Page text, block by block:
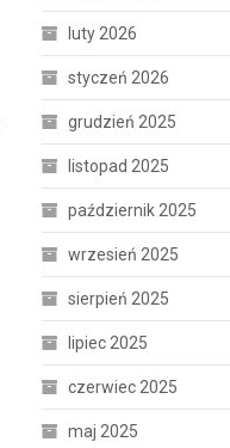
luty 2026
styczeń 2026
grudzień 2025
listopad 2025
październik 2025
wrzesień 2025
sierpień 2025
lipiec 2025
czerwiec 2025
maj 2025